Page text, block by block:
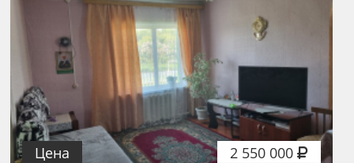
2 550 000
Цена